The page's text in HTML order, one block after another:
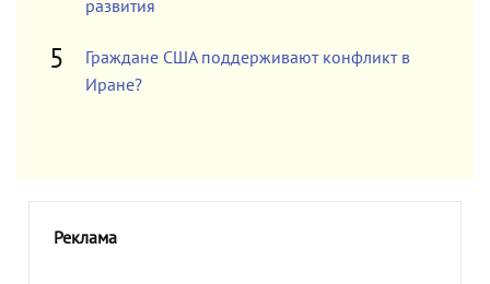
развития
Граждане США поддерживают конфликт в
Иране?
Реклама